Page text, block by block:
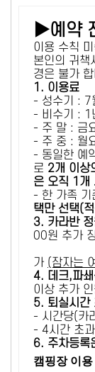
▶예약
이용 수칙
본인의 귀책
경은 불가
1. 이용료
- 성수기 : 7
- 비수기 : 1
- 주 말 : 금
- 주 중 : 월
- 동일한 예
로 2개 이상
은 오직 1개
- 한 가족 기
택만 선택(
3. 카라반
00원 추가
가 (잠자는
4. 데크,파
이상 추가
5. 퇴실시간
- 시간당(카
- 4시간 초
6. 주차등록
캠핑장 이용